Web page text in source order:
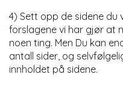
4) Sett opp de sidene du
forslagene vi har gjør at
noen ting. Men Du kan
antall sider, og
innholdet på sidene.